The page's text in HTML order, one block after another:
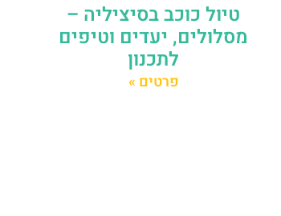
טיול כוכב בסיציליה –
מסלולים, יעדים וטיפים
לתכנון
פרטים »